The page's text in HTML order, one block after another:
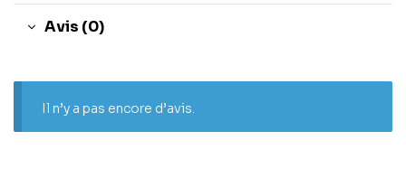
Avis (0)
Il n’y a pas encore d’avis.